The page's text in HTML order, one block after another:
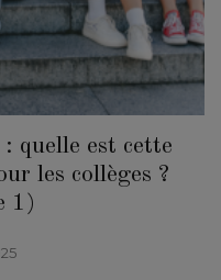
quelle est cette
les collèges ?
1)